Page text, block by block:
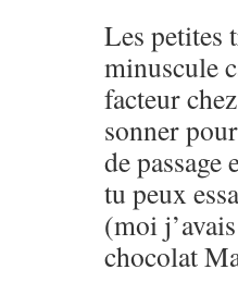
Les petites
minuscule
facteur
sonner
de passage
tu peux
(moi
chocolat